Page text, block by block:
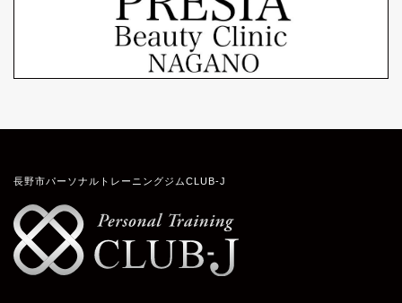
長野市パーソナルトレーニングジムCLUB-J